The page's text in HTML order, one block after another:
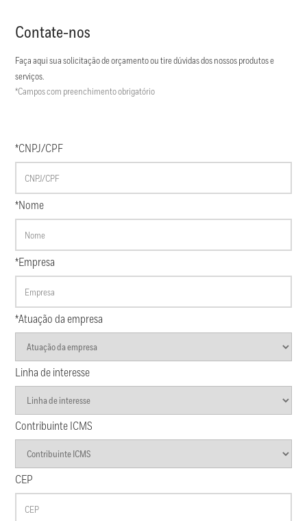
Contate-nos
Faça aqui sua solicitação de orçamento ou tire dúvidas dos nossos produtos e
serviços.
*Campos com preenchimento obrigatório
*CNPJ/CPF
*Nome
*Empresa
*Atuação da empresa
Linha de interesse
Contribuinte ICMS
CEP